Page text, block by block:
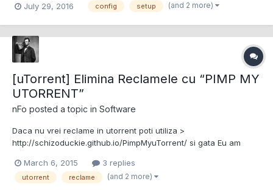
ca noile torrente adaugate se descarca foarte greu) Cateva
July 29, 2016 config setup (and 2 more)
[uTorrent] Elimina Reclamele cu “PIMP MY
UTORRENT”
nFo posted a topic in Software
Daca nu vrei reclame in utorrent poti utiliza >
http://schizoduckie.github.io/PimpMyuTorrent/ si gata Eu am
ceva timp pana am reusit. Acum totul e mai simplu si mult mai
eficient. Cu Reclame : vs : Fara Reclame
March 6, 2015 3 replies
utorrent reclame (and 2 more)